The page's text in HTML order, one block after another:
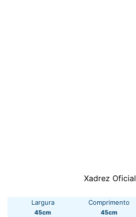
Xadrez Oficial
Largura
45cm
Comprimento
45cm